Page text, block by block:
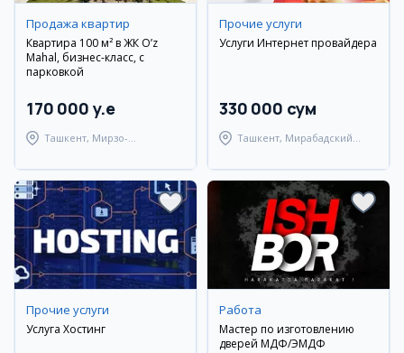
Продажа квартир
Квартира 100 м² в ЖК O’z
Mahal, бизнес-класс, с
парковкой
170 000 y.e
Ташкент, Мирзо-
Прочие услуги
Услуги Интернет провайдера
330 000 сум
Ташкент, Мирабадский
Прочие услуги
Услуга Хостинг
Работа
Мастер по изготовлению
дверей МДФ/ЭМДФ